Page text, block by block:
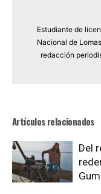
Estudiante de
Nacional de
redacción
Artículos relacionados
Del